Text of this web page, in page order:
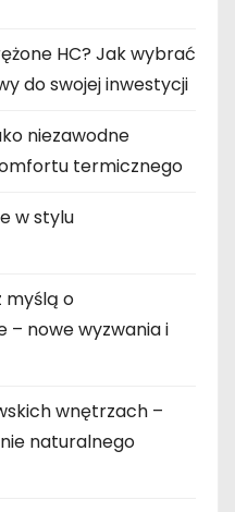
HC? Jak wybrać
do swojej inwestycji
niezawodne
termicznego
w stylu
myślą o
– nowe wyzwania i
wnętrzach –
naturalnego